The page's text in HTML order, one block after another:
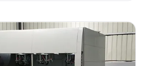
รับกระบวนการเคลือบผิวบนพื้นผิวของ
ล์มและกระดาษหรือเคลือบหมึกกับวัสดุที่
ม้วนและลมมันหลังจากแห้งเพื่อการทํา
นการผลิตที่ประสิทธิภาพ. 1 พื้นที่ใช้งาน